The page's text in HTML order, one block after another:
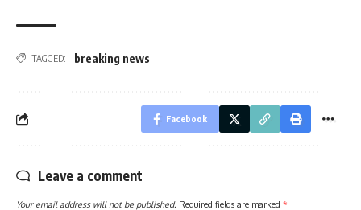
TAGGED: breaking news
Facebook
Leave a comment
Your email address will not be published. Required fields are marked *